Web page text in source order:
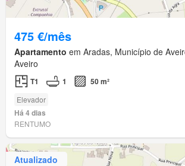
475 €/mês
Apartamento em Aradas, Município de
Aveiro
T1 1 50 m²
Elevador
Há 4 dias
RENTUMO
Atualizado